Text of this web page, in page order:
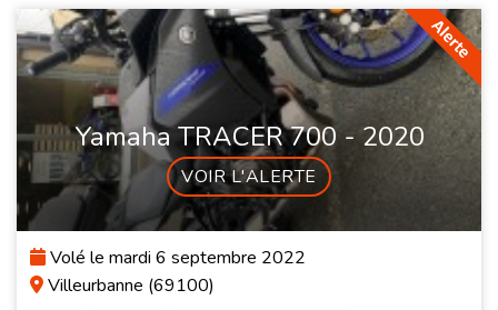
Yamaha TRACER 700 - 2020
VOIR L'ALERTE
Volé le mardi 6 septembre 2022
Villeurbanne (69100)